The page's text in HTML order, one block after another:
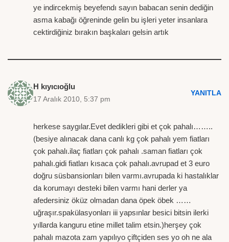
ye indircekmiş beyefendı sayın babacan senin dediğin
asma kabağı öğreninde gelin bu işleri yeter insanlara
cektirdiğiniz bırakın başkaları gelsin artık
H kıyıcıoğlu
17 Aralık 2010, 5:37 pm
YANITLA
herkese saygılar.Evet dedikleri gibi et çok pahalı……..
(besiye alınacak dana canlı kg çok pahalı yem fiatları
çok pahalı.ilaç fiatları çok pahalı .saman fiatları çok
pahalı.gidi fiatları kısaca çok pahalı.avrupad et 3 euro
doğru süsbansionları bilen varmı.avrupada ki hastalıklar
da korumayı desteki bilen varmı hani derler ya
afedersiniz öküz olmadan dana öpek öbek ……
uğraşır.spakülasyonları iii yapsınlar besici bitsin ilerki
yıllarda kanguru etine millet talim etsin.)herşey çok
pahalı mazota zam yapılıyo çiftçiden ses yo oh ne ala